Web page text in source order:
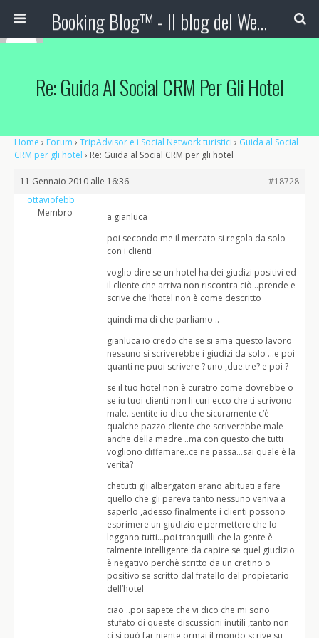
Booking Blog™ - Il blog del Web Marketing Turistico
Re: Guida Al Social CRM Per Gli Hotel
Home › Forum › TripAdvisor e i Social Network turistici › Guida al Social
CRM per gli hotel › Re: Guida al Social CRM per gli hotel
11 Gennaio 2010 alle 16:36
#18728
ottaviofebb
Membro
a gianluca
poi secondo me il mercato si regola da solo
con i clienti
voglio dire se un hotel ha dei giudizi positivi ed
il cliente che arriva non riscontra ciò…prende e
scrive che l’hotel non è come descritto
quindi ma di che parliamo ..
gianluca io credo che se si ama questo lavoro
nessuno si scriverebbe i giudizi da solo …e poi
quanti ne puoi scrivere ? uno ,due.tre? e poi ?
se il tuo hotel non è curatro come dovrebbe o
se iu tuoi clienti non li curi ecco che ti scrivono
male..sentite io dico che sicuramente c’è
qualche pazzo cliente che scriverebbe male
anche della madre ..ma con questo che tutti
vogliono diffamare..ce ne passa…sai quale è la
verità?
chetutti gli albergatori erano abituati a fare
quello che gli pareva tanto nessuno veniva a
saperlo ,adesso finalmente i clienti possono
esprimere un giudizio e permettere che lo
leggano tutti…poi tranquilli che la gente è
talmente intelligente da capire se quel giudizio
è negativo perchè scritto da un cretino o
positivo se scritto dal fratello del propietario
dell’hotel
ciao ..poi sapete che vi dico che mi sono
stufato di queste discussioni inutili ,tanto non
ci si può far niente ormai il mondo scrive su